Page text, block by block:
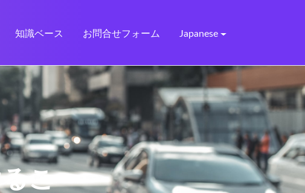
知識ベース お問合せフォーム Japanese
こ